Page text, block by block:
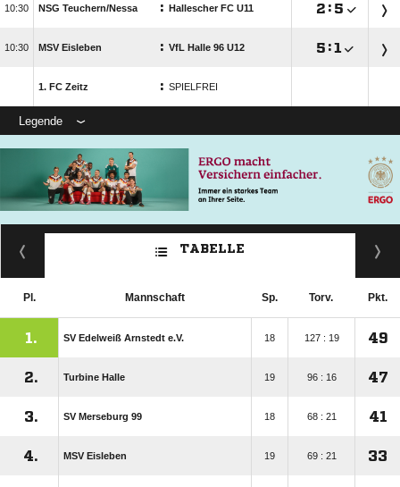
 NSG Teuchern/​Nessa : Hallescher FC U11  : 
 MSV Eisleben : VfL Halle 96 U12  :
1. FC Zeitz : SPIELFREI
Legende
TABELLE
Pl. Mannschaft Sp. Torv. Pkt.
1. SV Edelweiß Arnstedt e.V. 18 127 : 19 49
2. Turbine Halle 19 96 : 16 47
3. SV Merseburg 99 18 68 : 21 41
4. MSV Eisleben 19 69 : 21 33